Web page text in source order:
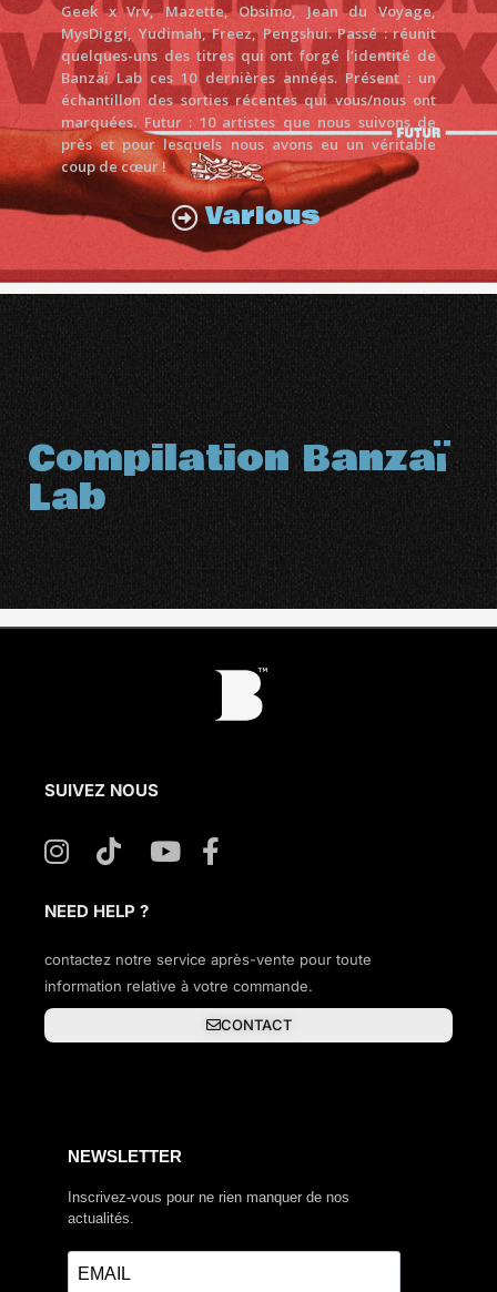
Geek x Vrv, Mazette, Obsimo, Jean du Voyage,
MysDiggi, Yudimah, Freez, Pengshui. Passé : réunit
quelques-uns des titres qui ont forgé l’identité de
Banzaï Lab ces 10 dernières années. Présent : un
échantillon des sorties récentes qui vous/nous ont
marquées. Futur : 10 artistes que nous suivons de
près et pour lesquels nous avons eu un véritable
coup de cœur !
Various
Compilation Banzaï
Lab
SUIVEZ NOUS
NEED HELP ?
contactez notre service après-vente pour toute
information relative à votre commande.
CONTACT
NEWSLETTER
Inscrivez-vous pour ne rien manquer de nos
actualités.